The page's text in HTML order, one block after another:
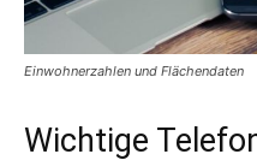
Einwohnerzahlen und Flächendaten
Wichtige